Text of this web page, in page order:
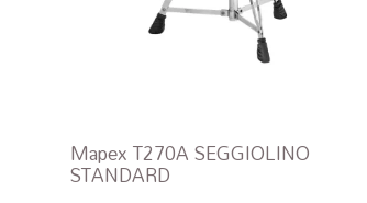
Mapex T270A SEGGIOLINO
STANDARD